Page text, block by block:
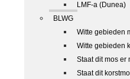
LMF-a (Dunea)
BLWG
Witte gebieden
Witte gebieden
Staat dit mos er
Staat dit